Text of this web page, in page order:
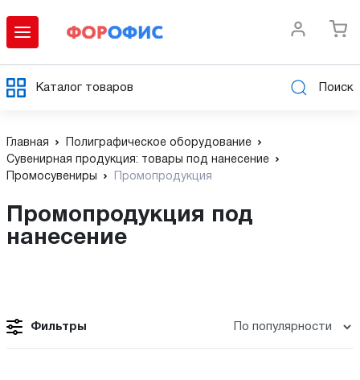
Каталог товаров Поиск
Главная
Полиграфическое оборудование
Сувенирная продукция: товары под нанесение
Промосувениры
Промопродукция
Промопродукция под
нанесение
Фильтры